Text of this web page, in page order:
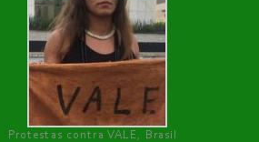
Protestas contra VALE, Brasil